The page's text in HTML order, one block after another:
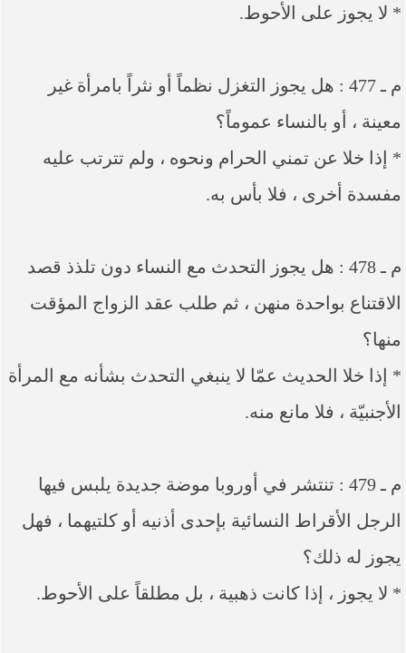
* لا يجوز على الأحوط.
م ـ 477 : هل يجوز التغزل نظماً أو نثراً بامرأة غير
معينة ، أو بالنساء عموماً؟
* إذا خلا عن تمني الحرام ونحوه ، ولم تترتب عليه
مفسدة أخرى ، فلا بأس به.
م ـ 478 : هل يجوز التحدث مع النساء دون تلذذ قصد
الاقتناع بواحدة منهن ، ثم طلب عقد الزواج المؤقت
منها؟
* إذا خلا الحديث عمّا لا ينبغي التحدث بشأنه مع المرأة
الأجنبيّة ، فلا مانع منه.
م ـ 479 : تنتشر في أوروبا موضة جديدة يلبس فيها
الرجل الأقراط النسائية بإحدى أذنيه أو كلتيهما ، فهل
يجوز له ذلك؟
* لا يجوز ، إذا كانت ذهبية ، بل مطلقاً على الأحوط.